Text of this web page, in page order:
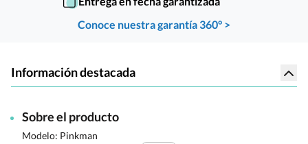
Conoce nuestra garantía 360° >
Información destacada
Sobre el producto
Modelo: Pinkman